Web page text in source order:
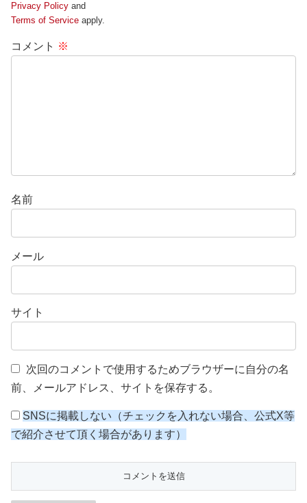
Privacy Policy and
Terms of Service apply.
コメント ※
名前
メール
サイト
次回のコメントで使用するためブラウザーに自分の名
前、メールアドレス、サイトを保存する。
SNSに掲載しない（チェックを入れない場合、公式X等
で紹介させて頂く場合があります）